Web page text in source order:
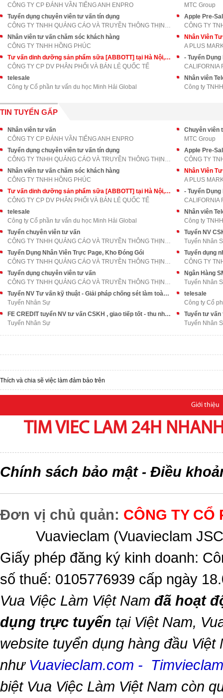
CÔNG TY CP ĐÁNH VẦN TIẾNG ANH ENPRO
MTC Group
Tuyển dụng chuyên viên tư vấn tín dụng
CÔNG TY TNHH QUẢNG CÁO VÀ TRUYỀN THÔNG THỊNH AN PH
Apple Pre-
CÔNG TY
Nhân viên tư vấn chăm sóc khách hàng
CÔNG TY TNHH HỒNG PHÚC
Nhân Viên
A PLUS
Tư vấn dinh dưỡng sản phẩm sữa [ABBOTT] tại Hà Nội, Hồ Chí Minh
CÔNG TY CP DV PHÂN PHỐI VÀ BÁN LẺ QUỐC TẾ
- Tuyển
CALIFORNIA
telesale
Công ty Cổ phần tư vấn du học Minh Hải Global
Nhân viên
Công ty
TIN TUYỂN GẤP
Nhân viên tư vấn
CÔNG TY CP ĐÁNH VẦN TIẾNG ANH ENPRO
Chuyên viên
MTC Group
Tuyển dụng chuyên viên tư vấn tín dụng
CÔNG TY TNHH QUẢNG CÁO VÀ TRUYỀN THÔNG THỊNH AN PH
Apple Pre-
CÔNG TY
Nhân viên tư vấn chăm sóc khách hàng
CÔNG TY TNHH HỒNG PHÚC
Nhân Viên
A PLUS
Tư vấn dinh dưỡng sản phẩm sữa [ABBOTT] tại Hà Nội, Hồ Chí Minh
CÔNG TY CP DV PHÂN PHỐI VÀ BÁN LẺ QUỐC TẾ
- Tuyển
CALIFORNIA
telesale
Công ty Cổ phần tư vấn du học Minh Hải Global
Nhân viên
Công ty
Tuyển chuyên viên tư vấn
CÔNG TY TNHH QUẢNG CÁO VÀ TRUYỀN THÔNG THỊNH AN PH
Tuyển Nhân
Tuyển Dụng Nhân Viên Trực Page, Kho Đóng Gói
CÔNG TY TNHH QUẢNG CÁO VÀ TRUYỀN THÔNG THỊNH AN PH
Tuyển dụng
Tuyển dụng chuyên viên tư vấn
CÔNG TY TNHH QUẢNG CÁO VÀ TRUYỀN THÔNG THỊNH AN PH
Tuyển Nhân
Tuyển NV Tư vấn kỹ thuật - Giải pháp chống sét làm toàn miền Bắc
Tuyển Nhân Sự
telesale
Công ty Cổ
FE CREDIT tuyển NV tư vấn CSKH , giao tiếp tốt - thu nhập cực cao
Tuyển Nhân Sự
Tuyển Nhân
Thích và chia sẽ việc làm đảm bảo trên
Giới thiệu
TIM VIEC LAM 24H
Chính sách bảo mật- Điều
Đơn vị chủ quản: CÔNG TY CỔ
Vuavieclam (Vuavieclam
Giấy phép đăng ký kinh doanh:
số thuế: 0105776939 cấp ngày
Vua Việc Làm Việt Nam đã hoạt
dụng trực tuyến tại Việt Nam,
website tuyển dụng hàng đầu Việt
như Vuavieclam.com -
biệt Vua Việc Làm Việt Nam còn